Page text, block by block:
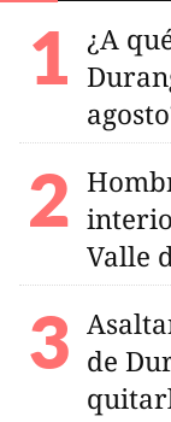
¿A
Valle
de